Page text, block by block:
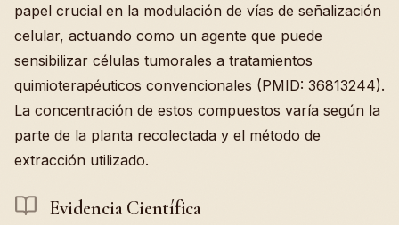
papel crucial en la modulación de vías de señalización
celular, actuando como un agente que puede
sensibilizar células tumorales a tratamientos
quimioterapéuticos convencionales (PMID: 36813244).
La concentración de estos compuestos varía según la
parte de la planta recolectada y el método de
extracción utilizado.
Evidencia Científica